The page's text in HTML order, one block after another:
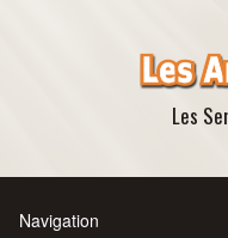
Les